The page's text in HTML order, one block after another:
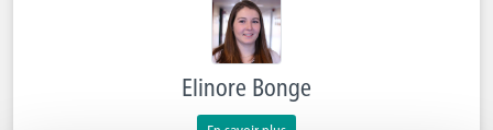
Elinore Bonge